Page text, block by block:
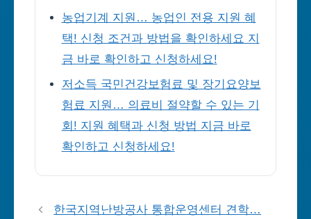
농업기계 지원… 농업인 전용 지원 혜
택! 신청 조건과 방법을 확인하세요 지
금 바로 확인하고 신청하세요!
저소득 국민건강보험료 및 장기요양보
험료 지원… 의료비 절약할 수 있는 기
회! 지원 혜택과 신청 방법 지금 바로
확인하고 신청하세요!
한국지역난방공사 통합운영센터 견학…